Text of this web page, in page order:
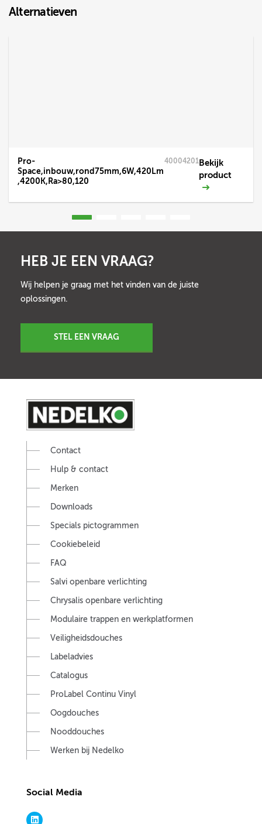
Alternatieven
Pro-
Space,inbouw,rond75mm,6W,420Lm
,4200K,Ra>80,120
40004201 Bekijk
product
HEB JE EEN VRAAG?
Wij helpen je graag met het vinden van de juiste
oplossingen.
STEL EEN VRAAG
Contact
Hulp & contact
Merken
Downloads
Specials pictogrammen
Cookiebeleid
FAQ
Salvi openbare verlichting
Chrysalis openbare verlichting
Modulaire trappen en werkplatformen
Veiligheidsdouches
Labeladvies
Catalogus
ProLabel Continu Vinyl
Oogdouches
Nooddouches
Werken bij Nedelko
Social Media